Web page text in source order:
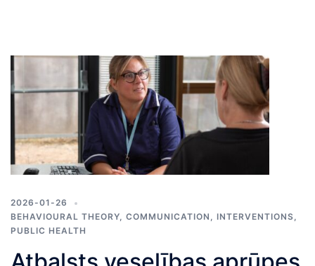
2026-01-26
BEHAVIOURAL THEORY, COMMUNICATION , INTERVENTIONS,
PUBLIC HEALTH